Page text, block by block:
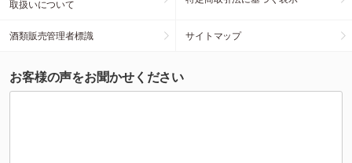
取扱いについて
酒類販売管理者標識 サイトマップ
お客様の声をお聞かせください